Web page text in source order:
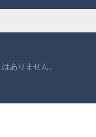
生活
ありません。